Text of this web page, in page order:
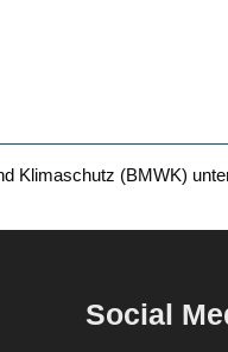
Kli­ma­schutz (BMWK)
Social